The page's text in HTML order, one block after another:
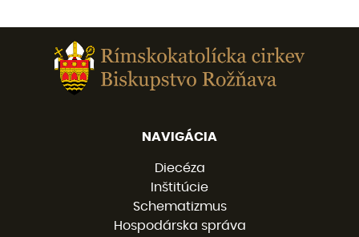
NAVIGÁCIA
Diecéza
Inštitúcie
Schematizmus
Hospodárska správa